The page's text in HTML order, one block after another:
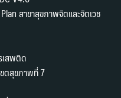
สาขาสุขภาพจิตและจิตเวช
เสพติด
ขตสุขภาพที่ 7